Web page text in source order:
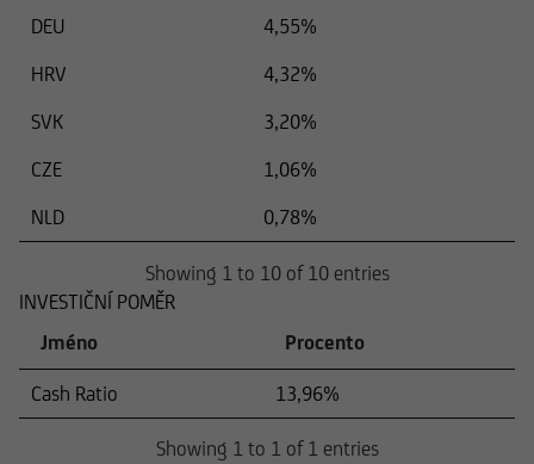
DEU
4,55%
HRV
4,32%
SVK
3,20%
CZE
1,06%
NLD
0,78%
Showing 1 to 10 of 10 entries
INVESTIČNÍ POMĚR
Jméno
Procento
Cash Ratio 13,96%
Showing 1 to 1 of 1 entries